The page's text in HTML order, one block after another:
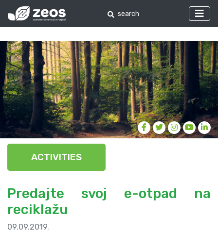
ACTIVITIES
Predajte svoj e-otpad na
reciklažu
09.09.2019.